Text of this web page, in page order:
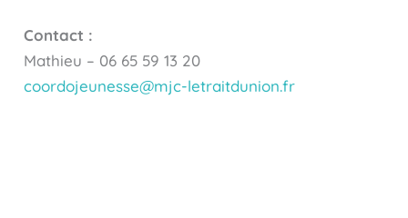
Contact :
Mathieu – 06 65 59 13 20
coordojeunesse@mjc-letraitdunion.fr